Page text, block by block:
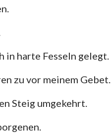
Jakobus
2. Petrus
2. Johannes
in harte Fesseln gelegt.
zu vor meinem Gebet.
Steig umgekehrt.